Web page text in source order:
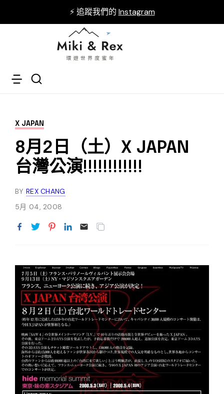
⚡ 追蹤我們的 Instagram
X JAPAN
8月2日（土）X JAPAN
台灣公演!!!!!!!!!!!!
BY REX CHANG
5月 04, 2008